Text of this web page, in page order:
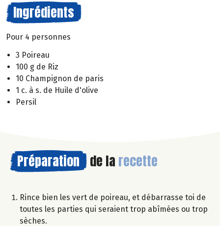
Ingrédients
Pour 4 personnes
3 Poireau
100 g de Riz
10 Champignon de paris
1 c. à s. de Huile d'olive
Persil
Préparation de la recette
Rince bien les vert de poireau, et débarrasse toi de
toutes les parties qui seraient trop abîmées ou trop
sèches.